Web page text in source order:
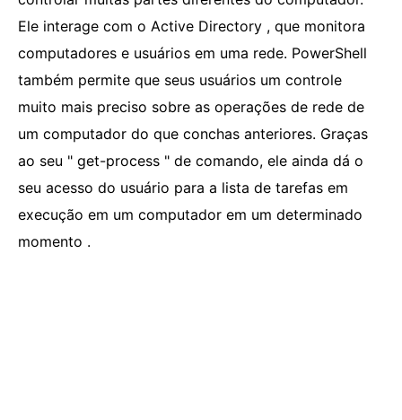
Ele interage com o Active Directory , que monitora
computadores e usuários em uma rede. PowerShell
também permite que seus usuários um controle
muito mais preciso sobre as operações de rede de
um computador do que conchas anteriores. Graças
ao seu " get-process " de comando, ele ainda dá o
seu acesso do usuário para a lista de tarefas em
execução em um computador em um determinado
momento .